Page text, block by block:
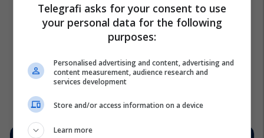
Telegrafi asks for your consent to use
your personal data for the following
purposes:
Personalised advertising and content, advertising and
content measurement, audience research and
services development
Store and/or access information on a device
Learn more